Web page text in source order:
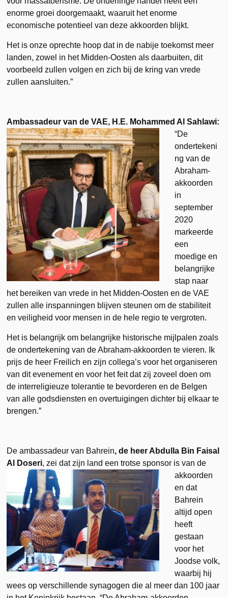
enorme groei doorgemaakt, waaruit het enorme
economische potentieel van deze akkoorden blijkt.
Het is onze oprechte hoop dat in de nabije toekomst meer
landen, zowel in het Midden-Oosten als daarbuiten, dit
voorbeeld zullen volgen en zich bij de kring van vrede
zullen aansluiten.”
Ambassadeur van de VAE, H.E. Mohammed Al Sahlawi:
“De
ondertekeni
ng van de
Abraham-
akkoorden
in
september
2020
markeerde
een
moedige en
belangrijke
stap naar
het bereiken van vrede in het Midden-Oosten en de VAE
zullen alle inspanningen blijven steunen om de stabiliteit
en veiligheid voor mensen in de hele regio te vergroten.
Het is belangrijk om belangrijke historische mijlpalen zoals
de ondertekening van de Abraham-akkoorden te vieren. Ik
prijs de heer Freilich en zijn collega’s voor het organiseren
van dit evenement en voor het feit dat zij zoveel doen om
de interreligieuze tolerantie te bevorderen en de Belgen
van alle godsdiensten en overtuigingen dichter bij elkaar te
brengen.”
De ambassadeur van Bahrein, de heer Abdulla Bin Faisal
Al Doseri, zei dat zijn land een trotsesponsor is van de
akkoorden
en dat
Bahrein
altijd open
heeft
gestaan
voor het
Joodse volk,
waarbij hij
wees op verschillende synagogen die al meer dan 100 jaar